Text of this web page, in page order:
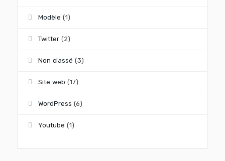
Modèle (1)
Twitter (2)
Non classé (3)
Site web (17)
WordPress (6)
Youtube (1)